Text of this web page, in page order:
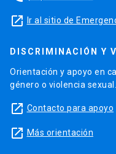
launch Ir al sitio de
DISCRIMINACIÓN Y
Orientación y apoyo en
género o violencia sexual.
launch Contacto para apoyo
launch Más orientación